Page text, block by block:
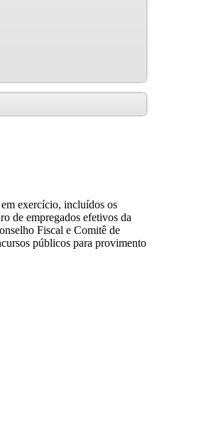
exercício, incluídos os
de empregados efetivos da
Fiscal e Comitê de
públicos para provimento